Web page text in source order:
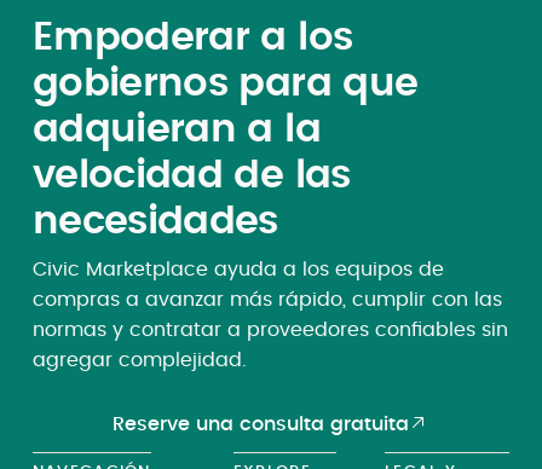
Empoderar a los
gobiernos para que
adquieran a la
velocidad de las
necesidades
Civic Marketplace ayuda a los equipos de
compras a avanzar más rápido, cumplir con las
normas y contratar a proveedores confiables sin
agregar complejidad.
Reserve una consulta gratuita